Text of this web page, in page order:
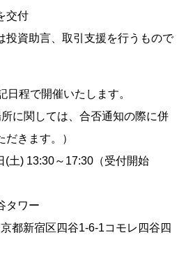
交付
資助言、取引支援を行うもので
日程で開催いたします。
所に関しては、合否通知の際に併
きます。）
(土) 13:30～17:30（受付開始
タワー
都新宿区四谷1-6-1コモレ四谷四